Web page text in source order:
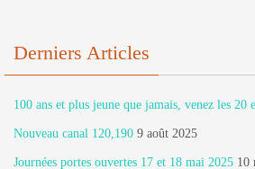
Derniers Articles
100 ans et plus jeune que jamais, venez les 20
Nouveau canal 120,190 9 août 2025
Journées portes ouvertes 17 et 18 mai 2025 10